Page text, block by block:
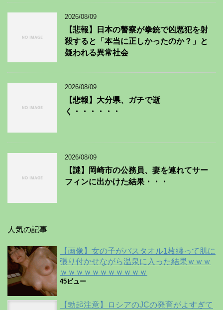
2026/08/09
【悲報】日本の警察が拳銃で凶悪犯を射
殺すると「本当に正しかったのか？」と
疑われる異常社会
2026/08/09
【悲報】大分県、ガチで逝
く・・・・・・
2026/08/09
【謎】岡崎市の公務員、妻を連れてサー
フィンに出かけた結果・・・
人気の記事
【画像】女の子がバスタオル1枚纏って肌に
張り付かせながら温泉に入った結果ｗｗｗ
ｗｗｗｗｗｗｗｗｗｗｗ
45ビュー
【勃起注意】ロシアのJCの発育がよすぎて